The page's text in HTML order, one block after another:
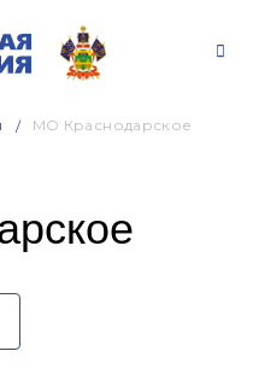
МО Краснодарское